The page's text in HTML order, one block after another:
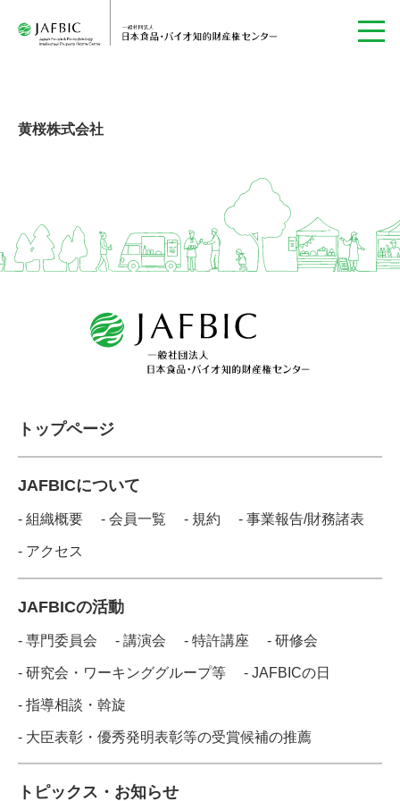
黄桜株式会社
トップページ
JAFBICについて
- 組織概要 - 会員一覧 - 規約 - 事業報告/財務諸表
- アクセス
JAFBICの活動
- 専門委員会 - 講演会 - 特許講座 - 研修会
- 研究会・ワーキンググループ等 - JAFBICの日
- 指導相談・斡旋
- 大臣表彰・優秀発明表彰等の受賞候補の推薦
トピックス・お知らせ